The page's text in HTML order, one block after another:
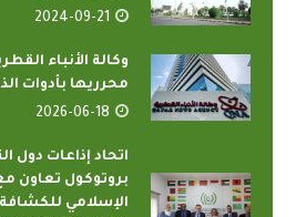
2024-09-21
وكالة الأنباء
محرريها بأدوات
2026-06-18
اتحاد إذاعات دول
بروتوكول تعاون
الإسلامي